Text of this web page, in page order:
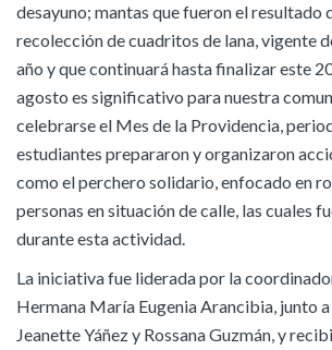
desayuno; mantas que fueron el resultado
recolección de cuadritos de lana, vigente
año y que continuará hasta finalizar este
agosto es significativo para nuestra
celebrarse el Mes de la Providencia,
estudiantes prepararon y organizaron
como el perchero solidario, enfocado en
personas en situación de calle, las cuales
durante esta actividad.
La iniciativa fue liderada por la
Hermana María Eugenia Arancibia, junto
Jeanette Yáñez y Rossana Guzmán, y